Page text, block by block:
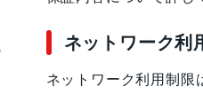
ネットワーク利
ネットワーク利用制限